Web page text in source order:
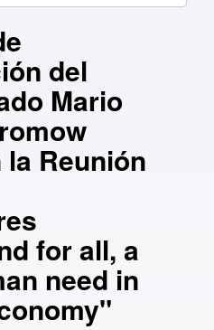
del
Mario
la Reunión
for all, a
need in